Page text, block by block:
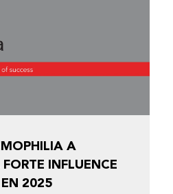
A
INFLUENCE
2025